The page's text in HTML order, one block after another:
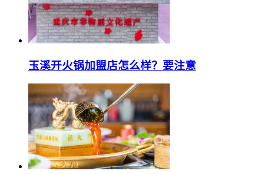
玉溪开火锅加盟店怎么样？要注意